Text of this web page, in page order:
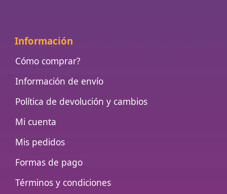
Información
Cómo comprar?
Información de envío
Política de devolución y cambios
Mi cuenta
Mis pedidos
Formas de pago
Términos y condiciones